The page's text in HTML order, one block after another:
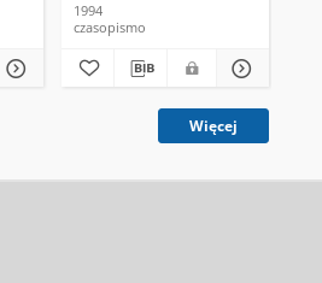
1994
czasopismo
Więcej